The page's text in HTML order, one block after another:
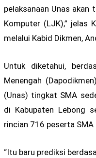
pelaksanaan Unas akan
Komputer (LJK),” jelas
melalui Kabid Dikmen,
Untuk diketahui,
Menengah
(Unas) tingkat SMA
di Kabupaten Lebong
rincian 716 peserta SMA
“Itu baru prediksi